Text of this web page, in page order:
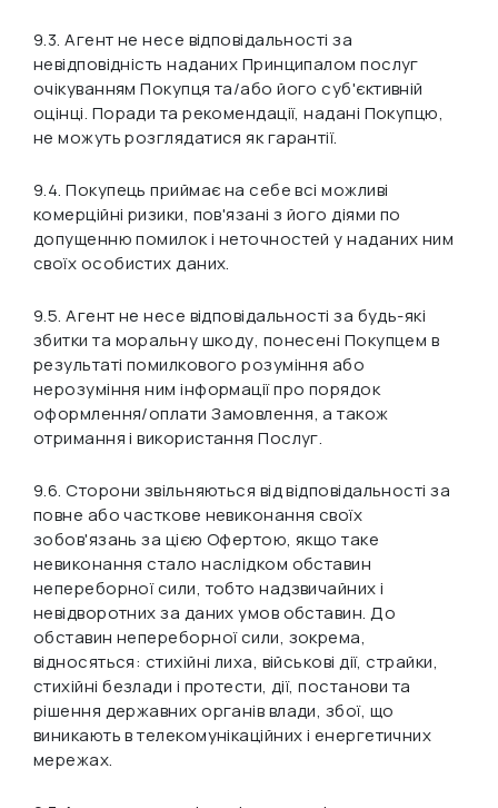
9.3. Агент не несе відповідальності за
невідповідність наданих Принципалом послуг
очікуванням Покупця та/або його суб'єктивній
оцінці. Поради та рекомендації, надані Покупцю,
не можуть розглядатися як гарантії.
9.4. Покупець приймає на себе всі можливі
комерційні ризики, пов'язані з його діями по
допущенню помилок і неточностей у наданих ним
своїх особистих даних.
9.5. Агент не несе відповідальності за будь-які
збитки та моральну шкоду, понесені Покупцем в
результаті помилкового розуміння або
нерозуміння ним інформації про порядок
оформлення/оплати Замовлення, а також
отримання і використання Послуг.
9.6. Сторони звільняються від відповідальності за
повне або часткове невиконання своїх
зобов'язань за цією Офертою, якщо таке
невиконання стало наслідком обставин
непереборної сили, тобто надзвичайних і
невідворотних за даних умов обставин. До
обставин непереборної сили, зокрема,
відносяться: стихійні лиха, військові дії, страйки,
стихійні безлади і протести, дії, постанови та
рішення державних органів влади, збої, що
виникають в телекомунікаційних і енергетичних
мережах.